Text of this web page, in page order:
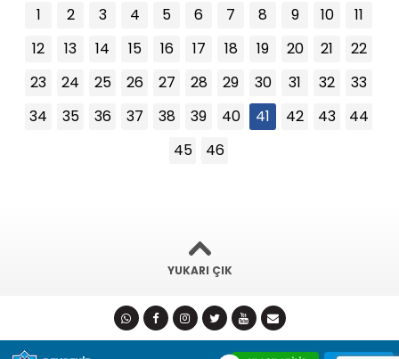
1 2 3 4 5 6 7 8 9 10
11
12
13 14 15 16 17 18 19 20 21
22
23
24 25 26 27 28 29 30 31 32
33
34
35 36 37 38 39 40 41 42 43
44
45
46
YUKARI ÇIK